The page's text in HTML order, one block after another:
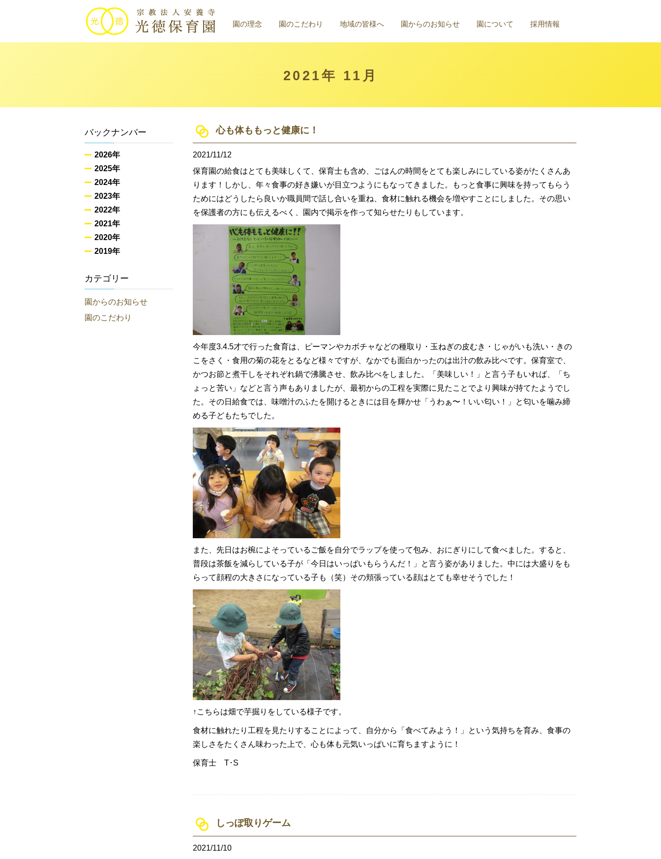
園の理念 園のこだわり 地域の皆様へ 園からのお知らせ 園について 採用情報
2021年 11月
心も体ももっと健康に！
2021/11/12
保育園の給食はとても美味しくて、保育士も含め、ごはんの時間をとても楽しみにしている姿がたくさんあ
ります！しかし、年々食事の好き嫌いが目立つようにもなってきました。もっと食事に興味を持ってもらう
ためにはどうしたら良いか職員間で話し合いを重ね、食材に触れる機会を増やすことにしました。その思い
を保護者の方にも伝えるべく、園内で掲示を作って知らせたりもしています。
今年度3.4.5才で行った食育は、ピーマンやカボチャなどの種取り・玉ねぎの皮むき・じゃがいも洗い・きの
こをさく・食用の菊の花をとるなど様々ですが、なかでも面白かったのは出汁の飲み比べです。保育室で、
かつお節と煮干しをそれぞれ鍋で沸騰させ、飲み比べをしました。「美味しい！」と言う子もいれば、「ち
ょっと苦い」などと言う声もありましたが、最初からの工程を実際に見たことでより興味が持てたようでし
た。その日給食では、味噌汁のふたを開けるときには目を輝かせ「うわぁ〜！いい匂い！」と匂いを噛み締
める子どもたちでした。
また、先日はお椀によそっているご飯を自分でラップを使って包み、おにぎりにして食べました。すると、
普段は茶飯を減らしている子が「今日はいっぱいもらうんだ！」と言う姿がありました。中には大盛りをも
らって顔程の大きさになっている子も（笑）その頬張っている顔はとても幸せそうでした！
↑こちらは畑で芋掘りをしている様子です。
食材に触れたり工程を見たりすることによって、自分から「食べてみよう！」という気持ちを育み、食事の
楽しさをたくさん味わった上で、心も体も元気いっぱいに育ちますように！
保育士 T･S
しっぽ取りゲーム
2021/11/10
バックナンバー
2026年
2025年
2024年
2023年
2022年
2021年
2020年
2019年
カテゴリー
園からのお知らせ
園のこだわり